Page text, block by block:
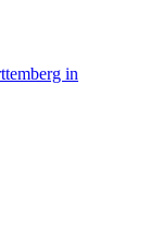
in